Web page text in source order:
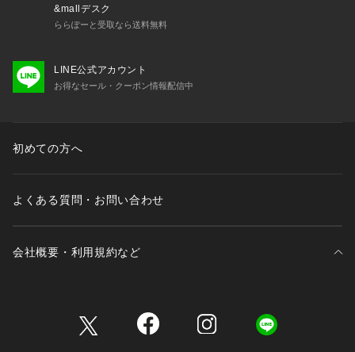
&mallデスク
ららぽーと受取なら送料無料
LINE公式アカウント
お得なセール・クーポン情報配信中
初めての方へ
よくある質問・お問い合わせ
会社概要・利用規約など